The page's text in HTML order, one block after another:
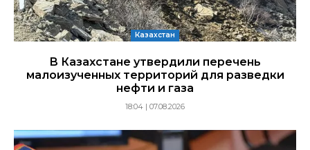
Казахстан
В Казахстане утвердили перечень
малоизученных территорий для разведки
нефти и газа
18:04 | 07.08.2026